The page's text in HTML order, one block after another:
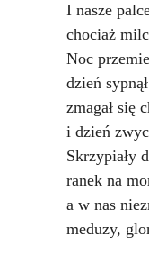
I nasze
chociaż
Noc
dzień
zmagał się
i dzień
Skrzypiały
ranek na
a w nas
meduzy,